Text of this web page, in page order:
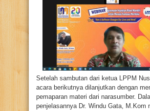
Setelah sambutan dari ketua LPPM
acara berikutnya dilanjutkan dengan
pemaparan materi dari narasumber.
penjelasannya Dr. Windu Gata, M.Kom